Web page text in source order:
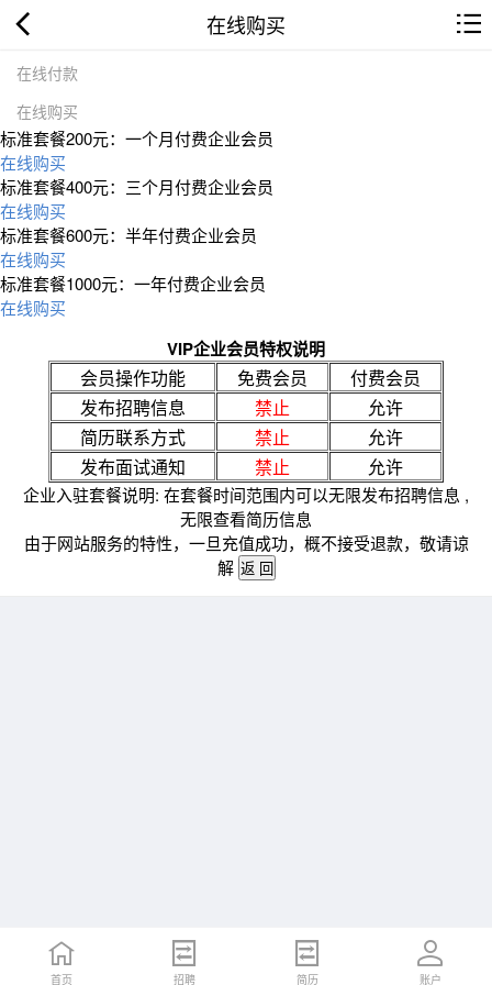
在线购买
在线付款
在线购买
标准套餐200元：一个月付费企业会员
在线购买
标准套餐400元：三个月付费企业会员
在线购买
标准套餐600元：半年付费企业会员
在线购买
标准套餐1000元：一年付费企业会员
在线购买
VIP企业会员特权说明
会员操作功能 免费会员
付费会员
发布招聘信息
禁止
允许
简历联系方式
禁止
允许
发布面试通知
禁止 允许
企业入驻套餐说明: 在套餐时间范围内可以无限发布招聘信息 ,
无限查看简历信息
由于网站服务的特性，一旦充值成功，概不接受退款，敬请谅
解
首页 招聘 简历 账户